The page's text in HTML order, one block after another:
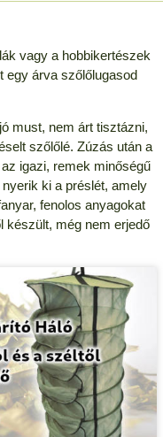
vagy a hobbikertészek
egy árva szőlőlugasod
must, nem árt tisztázni,
szőlőlé. Zúzás után a
igazi, remek minőségű
ki a préslét, amely
fenolos anyagokat
készült, még nem erjedő